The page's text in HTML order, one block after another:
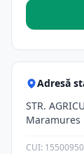
Adresă
STR.
Maramures
CUI: 15500950